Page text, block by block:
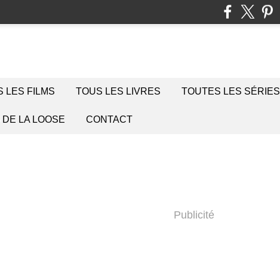
LES FILMS TOUS LES LIVRES TOUTES LES SÉRIES
LA LOOSE CONTACT
Publicité